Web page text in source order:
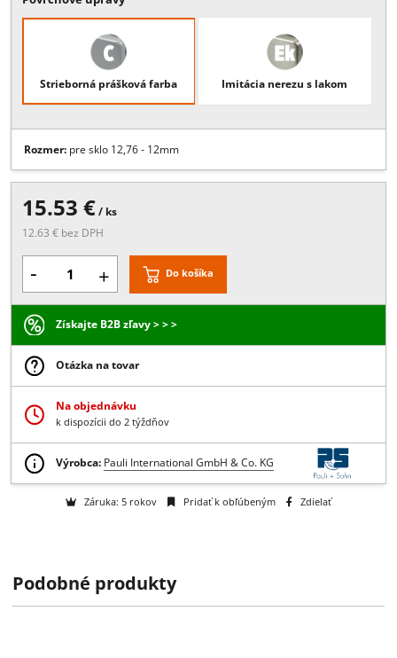
sklo 12,76 - 12mm, vhodné aj do exteriéru
Povrchové úpravy
Strieborná prášková farba Imitácia nerezu s lakom
Rozmer:pre sklo 12,76 - 12mm
15.53 €/ ks
12.63 € bez DPH
- +
Získajte B2B zľavy > > >
Otázka na tovar
Výrobca:Pauli International GmbH & Co. KG
Podobné produkty